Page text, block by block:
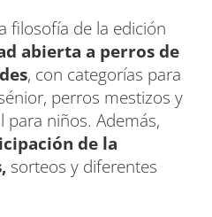
filosofía de la edición
abierta a perros de
, con categorías para
perros mestizos y
para niños. Además,
de la
sorteos y diferentes